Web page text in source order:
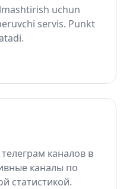
uchun
servis. Punkt
каналов в
каналы по
статистикой.